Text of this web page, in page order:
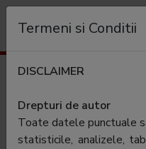
tvrinfo.ro
Categorie:Stiri generale
Termeni si Conditii
DISCLAIMER
Drepturi de autor
Toate datele punctuale
statisticile, analizele,